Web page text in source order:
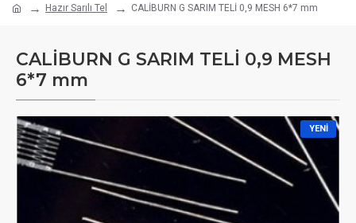
Hazır Sarılı Tel CALİBURN G SARIM TELİ 0,9 MESH 6*7 mm
CALİBURN G SARIM TELİ 0,9 MESH
6*7 mm
YENI